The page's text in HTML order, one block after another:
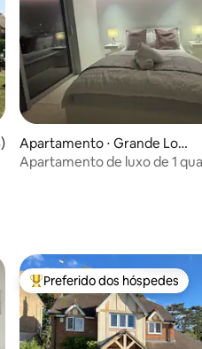
avaliação média de 5, 296
Apartamento ⋅ Grande Lond
res
Apartamento de luxo de 1
Entre os melhores preferidos
Preferido dos hóspedes